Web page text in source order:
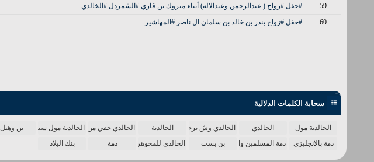
59
#حفل #زواج ( عبدالرحمن وعبدالاله) أبناء مبروك بن قازي #الشمردل #الخالدي
60
#حفل #زواج بندر بن خالد بن سلمان ال ناصر #المهاشير
سحابة الكلمات الدلالية
الخالدية مول الخالدي الخالدي وش يرجع الخالدية الخالدي حقي من الدنياالخالدية مول سينما بن وهيل
ذمة بالانجليزي
ذمة المسلمين واحدة بن بست الخالدي للمجوهرات ذمة بنك البلاد